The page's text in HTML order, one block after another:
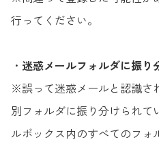
行ってください。
・ 迷惑メールフォルダに振り
※誤って迷惑メールと認識さ
別フォルダに振り分けられ
ルボックス内のすべてのフォ